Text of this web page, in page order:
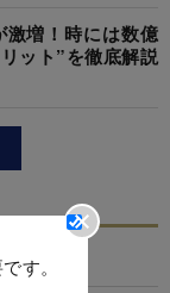
す。
激増！時には数億
ット”を徹底解説